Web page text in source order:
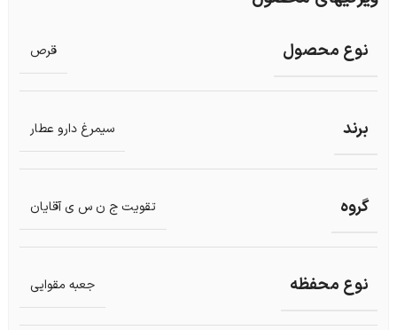
نوع محصول قرص
برند سیمرغ دارو عطار
گروه تقویت ج ن س ی آقایان
نوع محفظه جعبه مقوایی